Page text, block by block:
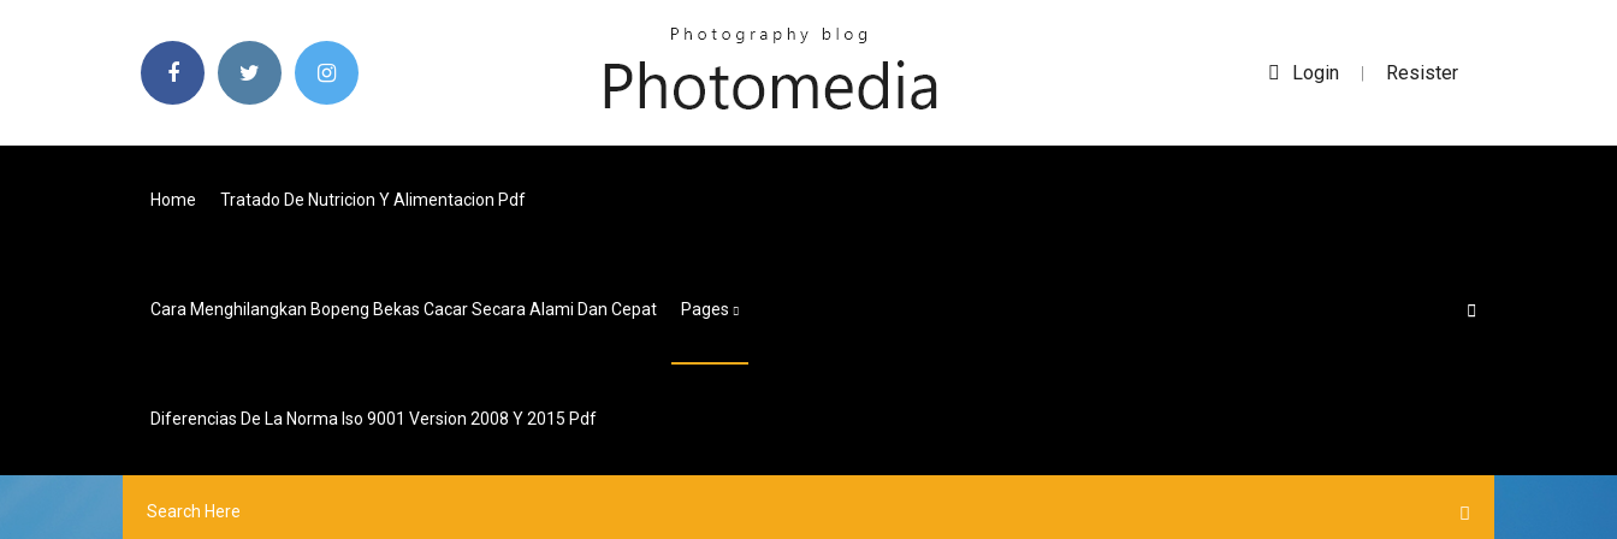
Login | Resister
Home Tratado De Nutricion Y Alimentacion Pdf
Cara Menghilangkan Bopeng Bekas Cacar Secara Alami Dan Cepat Pages
Diferencias De La Norma Iso 9001 Version 2008 Y 2015 Pdf